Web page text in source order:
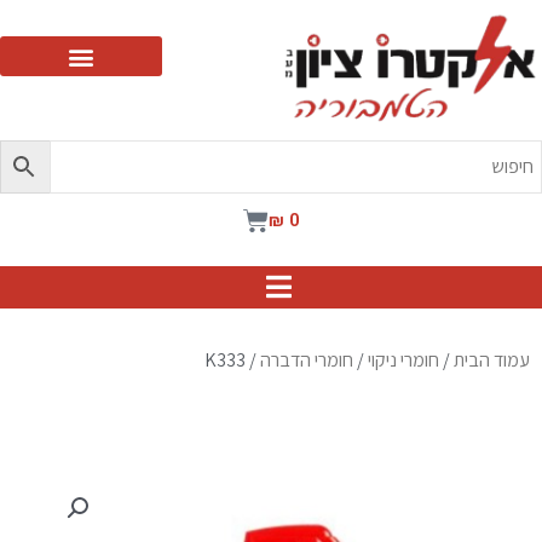
₪ 0
עגלת
עמוד הבית/ חומרי ניקוי/ חומרי הדברה/ K333